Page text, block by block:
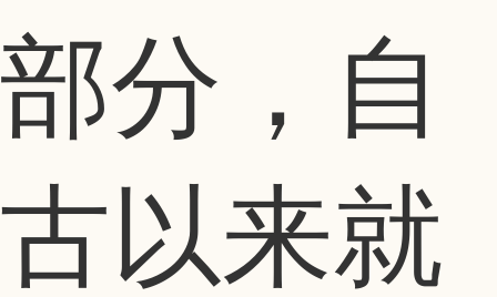
部分，自
古以来就